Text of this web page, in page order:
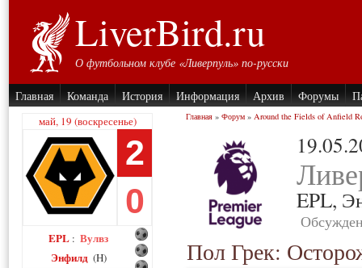
LiverBird.ru
О футбольном клубе «Ливерпуль» по-русски
Главная Команда История Информация Архив Форумы
май, 19 (воскресенье)
2
0
EPL : Вулвз
Энфилд (H)
Главная » Форум » Around the Fields of Anfield
EPL,
Пол Грек: